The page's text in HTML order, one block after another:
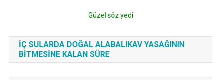
Güzel söz yedi
İÇ SULARDA DOĞAL ALABALIKAV YASAĞININ
BITMESINE KALAN SÜRE